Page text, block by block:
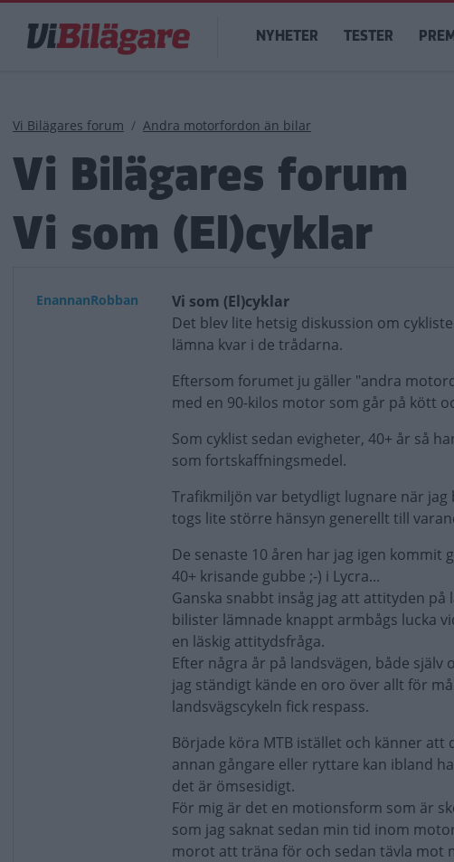
huvudinnehåll
Main
navigation
NYHETER TESTER
Länkstig
Vi Bilägares forum Andra motorfordon än bilar
Vi Bilägares forum
Vi som (El)cyklar
EnannanRobban
Vi som (El)cyklar
Det blev lite hetsig diskussion om
lämna kvar i de trådarna.
Eftersom forumet ju gäller "andra
med en 90-kilos motor som går på kött
Som cyklist sedan evigheter, 40+ år så
som fortskaffningsmedel.
Trafikmiljön var betydligt lugnare när
togs lite större hänsyn generellt till
De senaste 10 åren har jag igen
40+ krisande gubbe ;-) i Lycra...
Ganska snabbt insåg jag att attityden
bilister lämnade knappt armbågs lucka
en läskig attitydsfråga.
Efter några år på landsvägen, både
jag ständigt kände en oro över allt för
landsvägscykeln fick respass.
Började köra MTB istället och känner
annan gångare eller ryttare kan ibland
det är ömsesidigt.
För mig är det en motionsform som är
som jag saknat sedan min tid inom
morot att träna för och sedan tävla mot